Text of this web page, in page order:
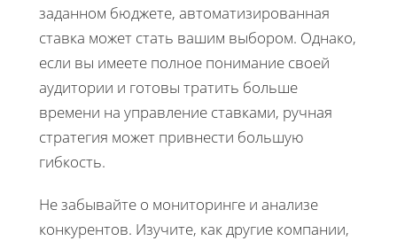
заданном бюджете, автоматизированная
ставка может стать вашим выбором. Однако,
если вы имеете полное понимание своей
аудитории и готовы тратить больше
времени на управление ставками, ручная
стратегия может привнести большую
гибкость.
Не забывайте о мониторинге и анализе
конкурентов. Изучите, как другие компании,